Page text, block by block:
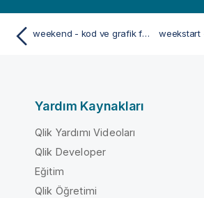
weekend - kod ve grafik fonksiyonu
Yardım Kaynakları
Qlik Yardımı Videoları
Qlik Developer
Eğitim
Qlik Öğretimi